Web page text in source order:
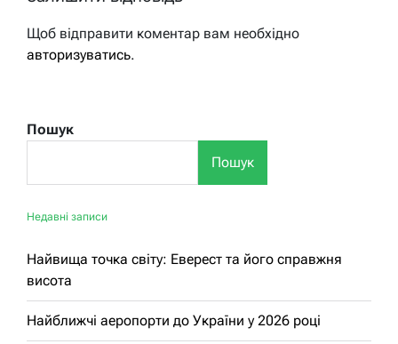
Щоб відправити коментар вам необхідно
авторизуватись.
Пошук
Пошук
Недавні записи
Найвища точка світу: Еверест та його справжня
висота
Найближчі аеропорти до України у 2026 році